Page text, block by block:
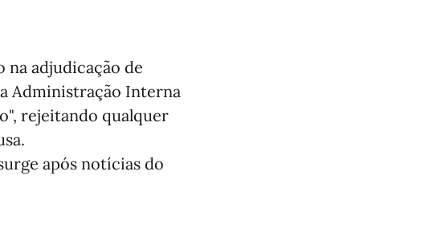
adjudicação de
Administração Interna
rejeitando qualquer
após notícias do